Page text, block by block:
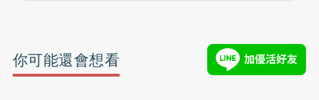
你可能還會想看